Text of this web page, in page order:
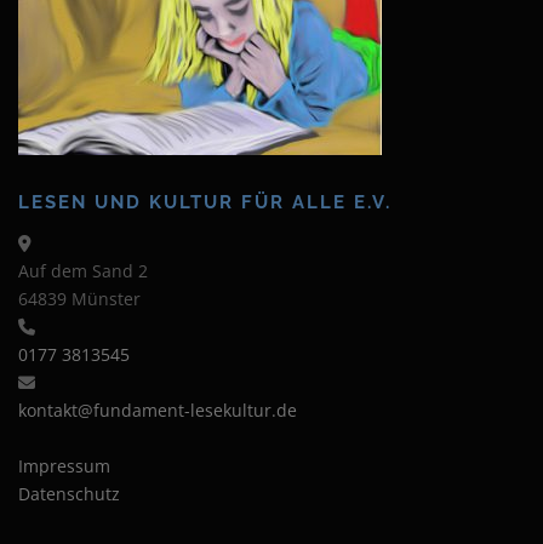
LESEN UND KULTUR FÜR ALLE E.V.
Auf dem Sand 2
64839 Münster
0177 3813545
kontakt@fundament-lesekultur.de
Impressum
Datenschutz